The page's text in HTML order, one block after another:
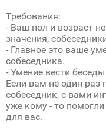
Требования:
- Ваш пол и возраст
значения,
- Главное это ваше
собеседника.
- Умение вести
Если вам не один раз
собеседник, с вами
уже кому - то
для вас.